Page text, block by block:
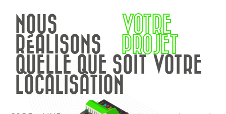
NOUS
RÉALISONS
VOTRE
PROJET
QUELLE QUE SOIT VOTRE
LOCALISATION